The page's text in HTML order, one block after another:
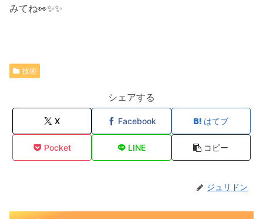
みてね👀✨✨
技術
シェアする
X Facebook はてブ
Pocket LINE コピー
ジュリドン